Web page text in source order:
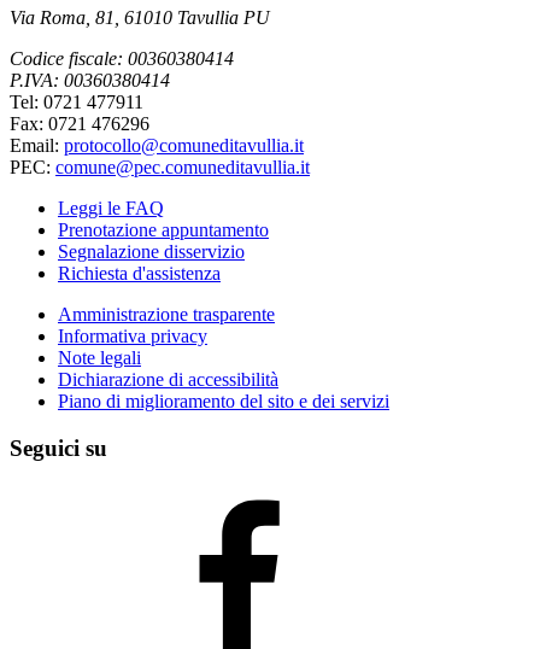
Via Roma, 81, 61010 Tavullia PU
Codice fiscale: 00360380414
P.IVA: 00360380414
Tel: 0721 477911
Fax: 0721 476296
Email: protocollo@comuneditavullia.it
PEC: comune@pec.comuneditavullia.it
Leggi le FAQ
Prenotazione appuntamento
Segnalazione disservizio
Richiesta d'assistenza
Amministrazione trasparente
Informativa privacy
Note legali
Dichiarazione di accessibilità
Piano di miglioramento del sito e dei servizi
Seguici su